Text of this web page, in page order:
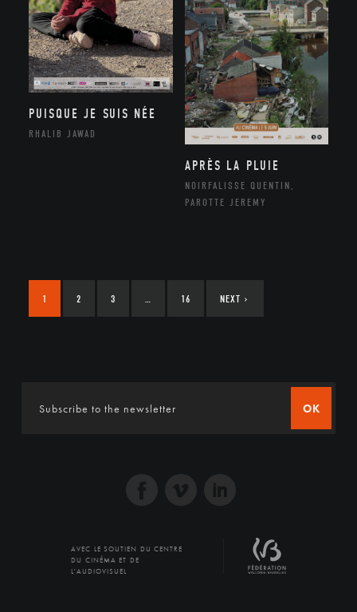
PUISQUE JE SUIS NÉE
RHALIB JAWAD
APRÈS LA PLUIE
NOIRFALISSE QUENTIN,
PAROTTE JEREMY
1 2 3 … 16 NEXT ›
OK
AVEC LE SOUTIEN DU CENTRE
DU CINÉMA ET DE
L'AUDIOVISUEL